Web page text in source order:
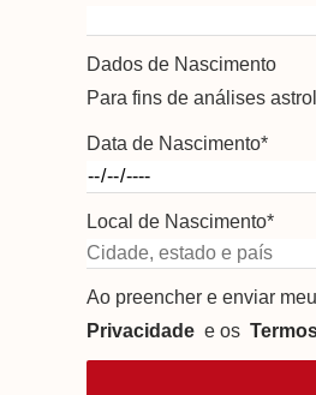
Dados de Nascimento
Para fins de análises
Data de Nascimento*
Local de Nascimento*
Ao preencher e enviar
Privacidade e os